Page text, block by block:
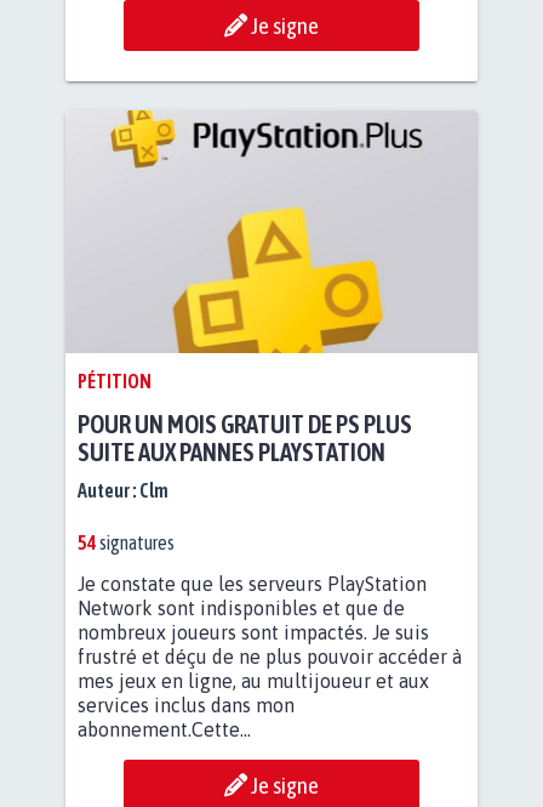
Je signe
PÉTITION
POUR UN MOIS GRATUIT DE PS PLUS
SUITE AUX PANNES PLAYSTATION
Auteur : Clm
54signatures
Je constate que les serveurs PlayStation
Network sont indisponibles et que de
nombreux joueurs sont impactés. Je suis
frustré et déçu de ne plus pouvoir accéder à
mes jeux en ligne, au multijoueur et aux
services inclus dans mon
abonnement.Cette...
Je signe